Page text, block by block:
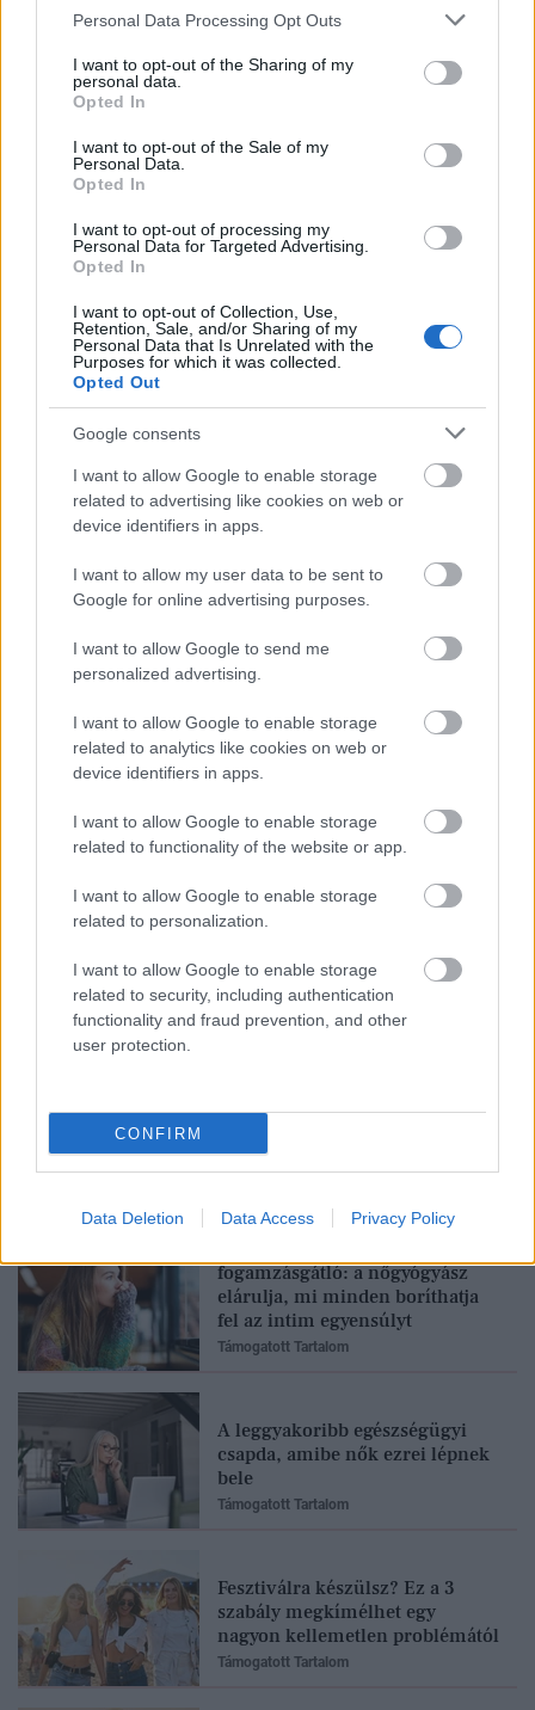
Please note that this website/app uses one or more Google
not limited to your visit or usage behaviour. You may click to
grant or deny consent to Google and its third-party tags to
use your data for below specified purposes in below Google
consent section.
Personal Data Processing Opt Outs
I want to opt-out of the Sharing of my
personal data.
Opted In
I want to opt-out of the Sale of my
Personal Data.
Opted In
I want to opt-out of processing my
Personal Data for Targeted Advertising.
Opted In
I want to opt-out of Collection, Use,
Retention, Sale, and/or Sharing of my
Personal Data that Is Unrelated with the
Purposes for which it was collected.
Opted Out
Google consents
I want to allow Google to enable storage
related to advertising like cookies on web or
device identifiers in apps.
I want to allow my user data to be sent to
Google for online advertising purposes.
I want to allow Google to send me
personalized advertising.
I want to allow Google to enable storage
related to analytics like cookies on web or
device identifiers in apps.
I want to allow Google to enable storage
related to functionality of the website or app.
I want to allow Google to enable storage
related to personalization.
I want to allow Google to enable storage
related to security, including authentication
functionality and fraud prevention, and other
user protection.
CONFIRM
Data Deletion Data Access Privacy Policy
dekoltázsa, és elég rövid, hogytökéletes lábait is
megcsodáljuk. Te elhiszed, hogy Jennifer Lopez 45
éves?
Megosztás
Itt állíthatod be
glamour.hu cikkeit
JENNIFER LOPEZ MTV MOVIE AWARDS
VÖRÖS SZŐNYEG JENNIFER LOPEZ
Google hírekben
Feliratkozom
fogamzásgátló: a nőgyógyász
elárulja, mi minden boríthatja
fel az intim egyensúlyt
Támogatott Tartalom
A leggyakoribb egészségügyi
csapda, amibe nők ezrei lépnek
bele
Támogatott Tartalom
Fesztiválra készülsz? Ez a 3
szabály megkímélhet egy
nagyon kellemetlen problémától
Támogatott Tartalom